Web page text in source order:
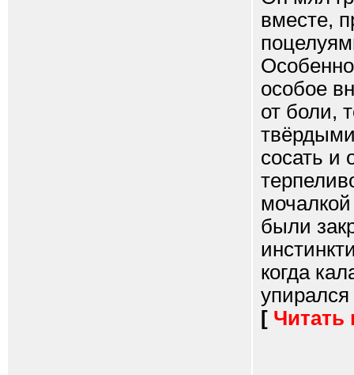
вместе,
особое
от боли,
сосать и
были
когда
упирался
[ Читать